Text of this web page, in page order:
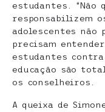
estudantes. “Não
responsabilizem
adolescentes não
precisam
estudantes contra
educação são
os conselheiros.
A queixa de